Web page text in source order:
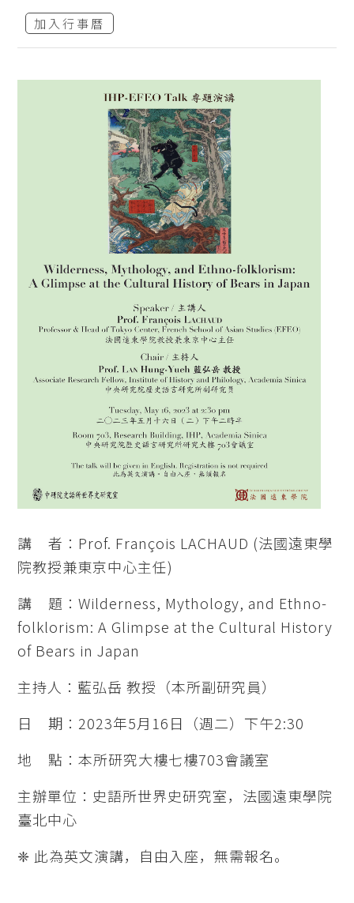
加入行事曆
講 者：Prof. François LACHAUD (法國遠東學
院教授兼東京中心主任)
講 題：Wilderness, Mythology, and Ethno-
folklorism: A Glimpse at the Cultural History
of Bears in Japan
主持人：藍弘岳 教授（本所副研究員）
日 期：2023年5月16日（週二）下午2:30
地 點：本所研究大樓七樓703會議室
主辦單位：史語所世界史研究室，法國遠東學院
臺北中心
❈ 此為英文演講，自由入座，無需報名。